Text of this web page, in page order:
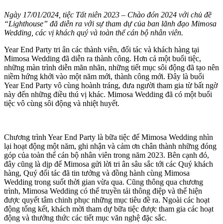
Ngày 17/01/2024, tiệc Tất niên 2023 – Chào đón 2024 với chủ đề
“Lighthouse” đã diễn ra với sự tham dự của ban lãnh đạo Mimosa
Wedding, các vị khách quý và toàn thể cán bộ nhân viên.
Year End Party tri ân các thành viên, đối tác và khách hàng tại
Mimosa Wedding đã diễn ra thành công. Hơn cả một buổi tiệc,
những màn trình diễn mãn nhãn, những tiết mục sôi động đã tạo nên
niềm hứng khởi vào một năm mới, thành công mới. Đây là buổi
Year End Party vô cùng hoành tráng, đưa người tham gia từ bất ngờ
này đến những điều thú vị khác. Mimosa Wedding đã có một buổi
tiệc vô cùng sôi động và nhiệt huyết.
Chương trình Year End Party là bữa tiệc để Mimosa Wedding nhìn
lại hoạt động một năm, ghi nhận và cảm ơn chân thành những đóng
góp của toàn thể cán bộ nhân viên trong năm 2023. Bên cạnh đó,
đây cũng là dịp để Mimosa gửi lời tri ân sâu sắc tới các Quý khách
hàng, Quý đối tác đã tin tưởng và đồng hành cùng Mimosa
Wedding trong suốt thời gian vừa qua. Cũng thông qua chương
trình, Mimosa Wedding có thể truyền tải thông điệp và thể hiện
được quyết tâm chinh phục những mục tiêu đề ra. Ngoài các hoạt
động tổng kết, khách mời tham dự bữa tiệc được tham gia các hoạt
động và thưởng thức các tiết mục văn nghệ đặc sắc.